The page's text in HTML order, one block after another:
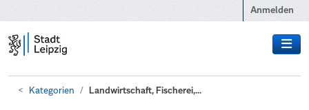
Anmelden
Kategorien Landwirtschaft, Fischerei,...